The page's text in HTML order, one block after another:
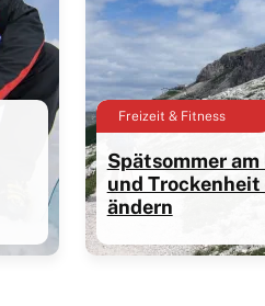
Freizeit & Fitness
Spätsommer
und
ändern